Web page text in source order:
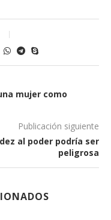
mujer como
Publicación siguiente
al poder podría ser
peligrosa